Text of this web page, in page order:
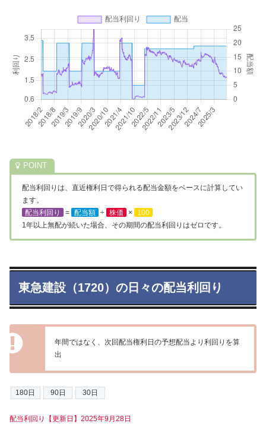
配当利回りは、直近権利日で得られる配当金額をベースに計算してい
ます。
配当利回り
= 配当額 ÷ 株価 ×
100
1年以上無配が続いた場合、その期間の配当利回りはゼロです。
東急建設（1720）の日々の配当利回り
年間ではなく、次回配当権利日の予想配当より利回りを算
出
配当利回り【更新日】2025年9月28日